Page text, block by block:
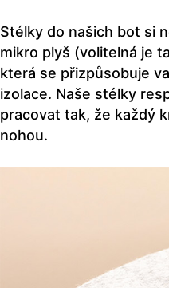
Stélky do našich bot si
mikro plyš (volitelná je
která se přizpůsobuje
izolace. Naše stélky
pracovat tak, že každý
nohou.